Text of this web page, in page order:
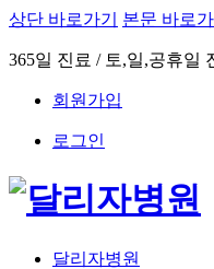
상단 바로가기 본문 바로가
365일 진료 / 토,일,공휴일
회원가입
로그인
달리자병원